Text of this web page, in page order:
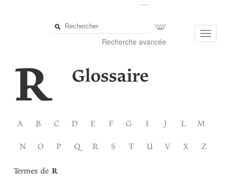
Recherche avancée
R Glossaire
A B C D E F G I J L M
N O P Q R S T U V X Z
Termes deR